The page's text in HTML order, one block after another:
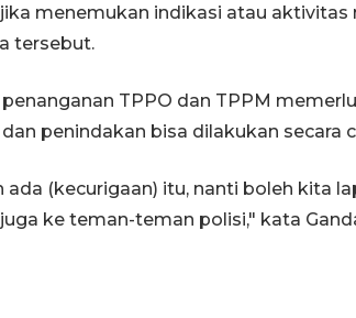
menemukan indikasi atau aktivitas
tersebut.
TPPO dan TPPM
penindakan bisa dilakukan secara
ada (kecurigaan) itu, nanti boleh kita
ke teman-teman polisi," kata